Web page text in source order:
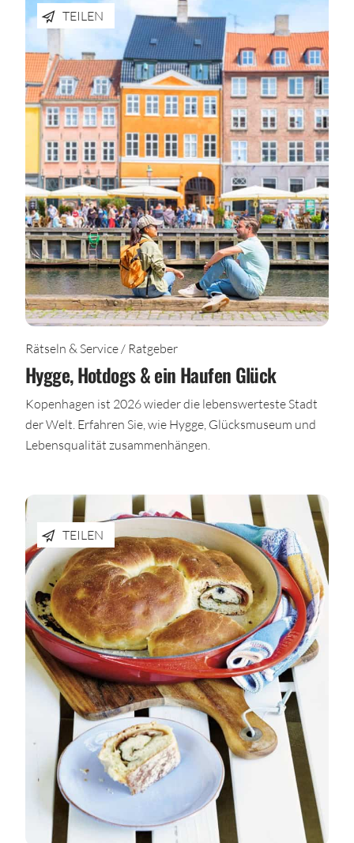
TEILEN
Rätseln & Service / Ratgeber
Hygge, Hotdogs & ein Haufen Glück
Kopenhagen ist 2026 wieder die lebenswerteste Stadt
der Welt. Erfahren Sie, wie Hygge, Glücksmuseum und
Lebensqualität zusammenhängen.
TEILEN